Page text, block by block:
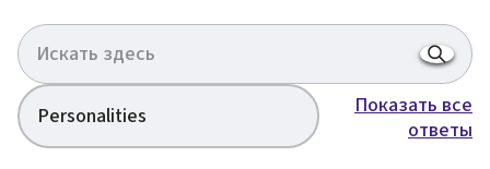
Personalities
Показать все
ответы